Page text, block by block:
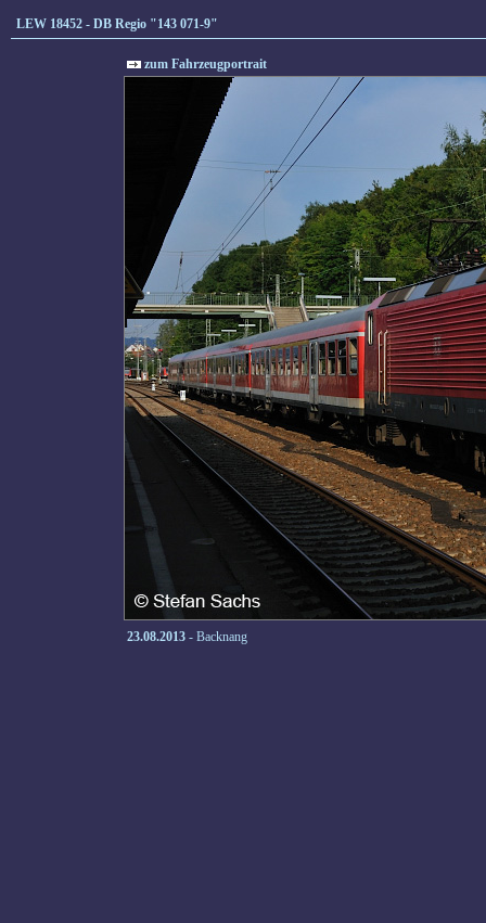
LEW 18452 - DB Regio "143 071-9"
zum Fahrzeugportrait
23.08.2013 - Backnang